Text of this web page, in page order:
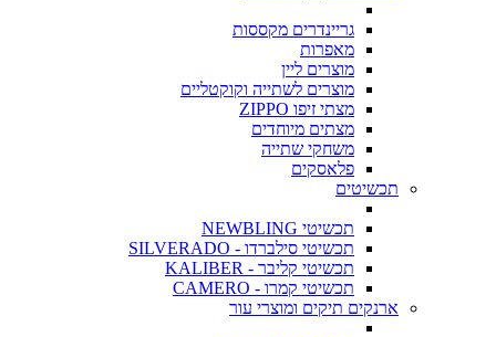
גריינדרים מקססות
מאפרות
מוצרים ליין
מוצרים לשתייה וקוקטליים
מצתי זיפו ZIPPO
מצתים מיוחדים
משחקי שתייה
פלאסקים
תכשיטים
תכשיטי NEWBLING
תכשיטי סילברדו - SILVERADO
תכשיטי קליבר - KALIBER
תכשיטי קמרו - CAMERO
ארנקים תיקים ומוצרי עור